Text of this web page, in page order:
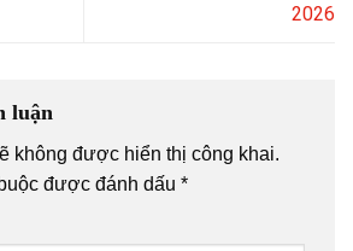
2026
luận
không được hiển thị công khai.
được đánh dấu *